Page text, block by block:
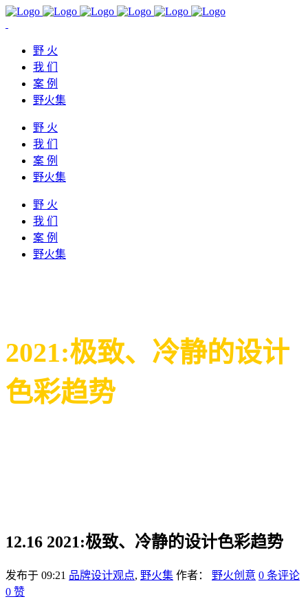
野 火
我 们
案 例
野火集
野 火
我 们
案 例
野火集
野 火
我 们
案 例
野火集
2021:极致、冷静的设计
色彩趋势
12.16 2021:极致、冷静的设计色彩趋势
发布于 09:21 品牌设计观点, 野火集 作者： 野火创意 0 条评论
0 赞